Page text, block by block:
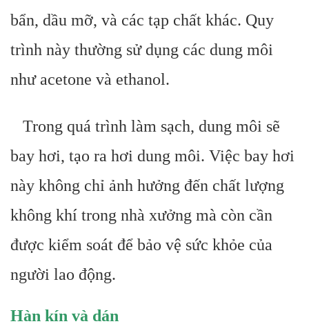
bẩn, dầu mỡ, và các tạp chất khác. Quy
trình này thường sử dụng các dung môi
như acetone và ethanol.
Trong quá trình làm sạch, dung môi sẽ
bay hơi, tạo ra hơi dung môi. Việc bay hơi
này không chỉ ảnh hưởng đến chất lượng
không khí trong nhà xưởng mà còn cần
được kiểm soát để bảo vệ sức khỏe của
người lao động.
Hàn kín và dán